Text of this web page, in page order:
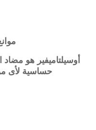
أوسيلتاميفير هو
حساسية لأى